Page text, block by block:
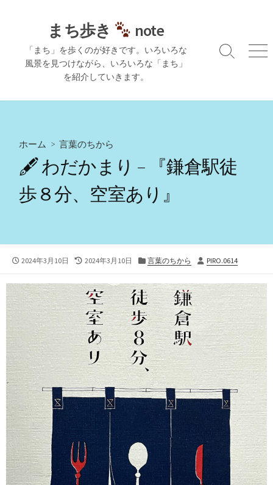
ス
まち歩き note
「まち」を歩くのが好きです。いろいろな
風景を見つけながら、いろいろな「まち」
を紹介していきます。
検
替
メ
ホーム > 言葉のちから
🖋 わだかまり – 『鎌倉駅徒
歩８分、空室あり』
公
日
2024年3月10日
最
更
新
日
2024年3月10日
カ
ゴ
リ
ー
言葉のちから
投
者
PIRO.0614